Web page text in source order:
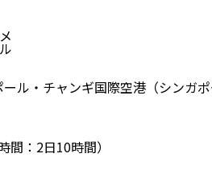
ール・チャンギ国際空港 （シンガ
間： 2日10時間）